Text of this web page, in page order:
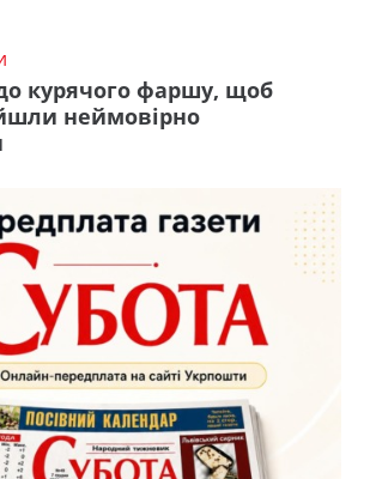
курячого фаршу, щоб
неймовірно